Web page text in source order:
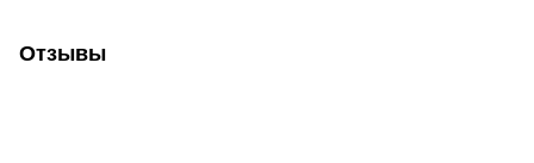
Отзывы